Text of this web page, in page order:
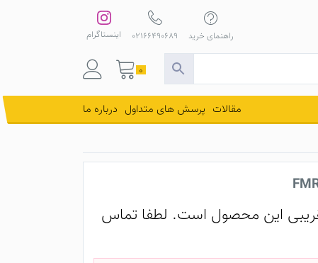
0
راهنمای خرید 02166490689 اینستاگرام
مقالات پرسش های متداول درباره ما
این محصول است. لطفا تماس